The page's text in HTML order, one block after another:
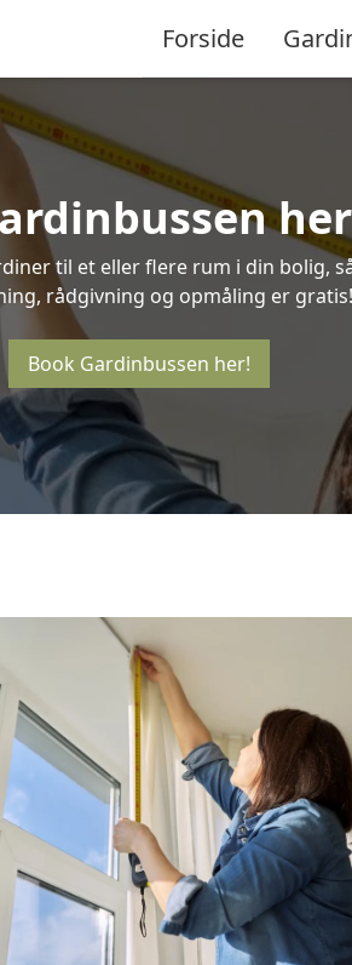
Forside
til et eller flere rum i din bolig,
rådgivning og opmåling er gratis!
Book Gardinbussen her!